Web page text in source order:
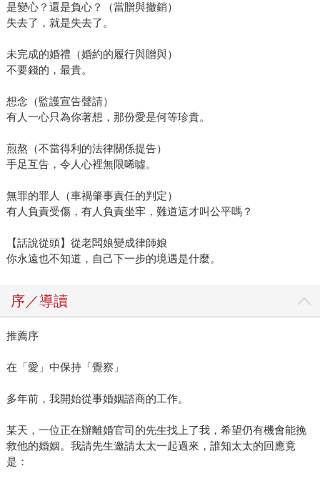
是變心？還是負心？（當贈與撤銷）
失去了，就是失去了。
未完成的婚禮（婚約的履行與贈與）
不要錢的，最貴。
想念（監護宣告聲請）
有人一心只為你著想，那份愛是何等珍貴。
煎熬（不當得利的法律關係提告）
手足互告，令人心裡無限唏噓。
無罪的罪人（車禍肇事責任的判定）
有人負責受傷，有人負責坐牢，難道這才叫公平嗎？
【話說從頭】從老闆娘變成律師娘
你永遠也不知道，自己下一步的境遇是什麼。
序／導讀
推薦序
在「愛」中保持「覺察」
多年前，我開始從事婚姻諮商的工作。
某天，一位正在辦離婚官司的先生找上了我，希望仍有機會能挽
救他的婚姻。我請先生邀請太太一起過來，誰知太太的回應竟
是：